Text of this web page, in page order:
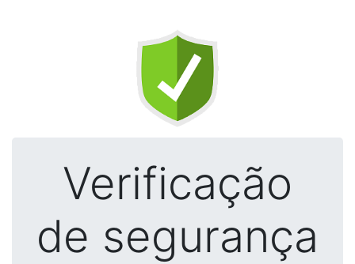
Verificação
de segurança